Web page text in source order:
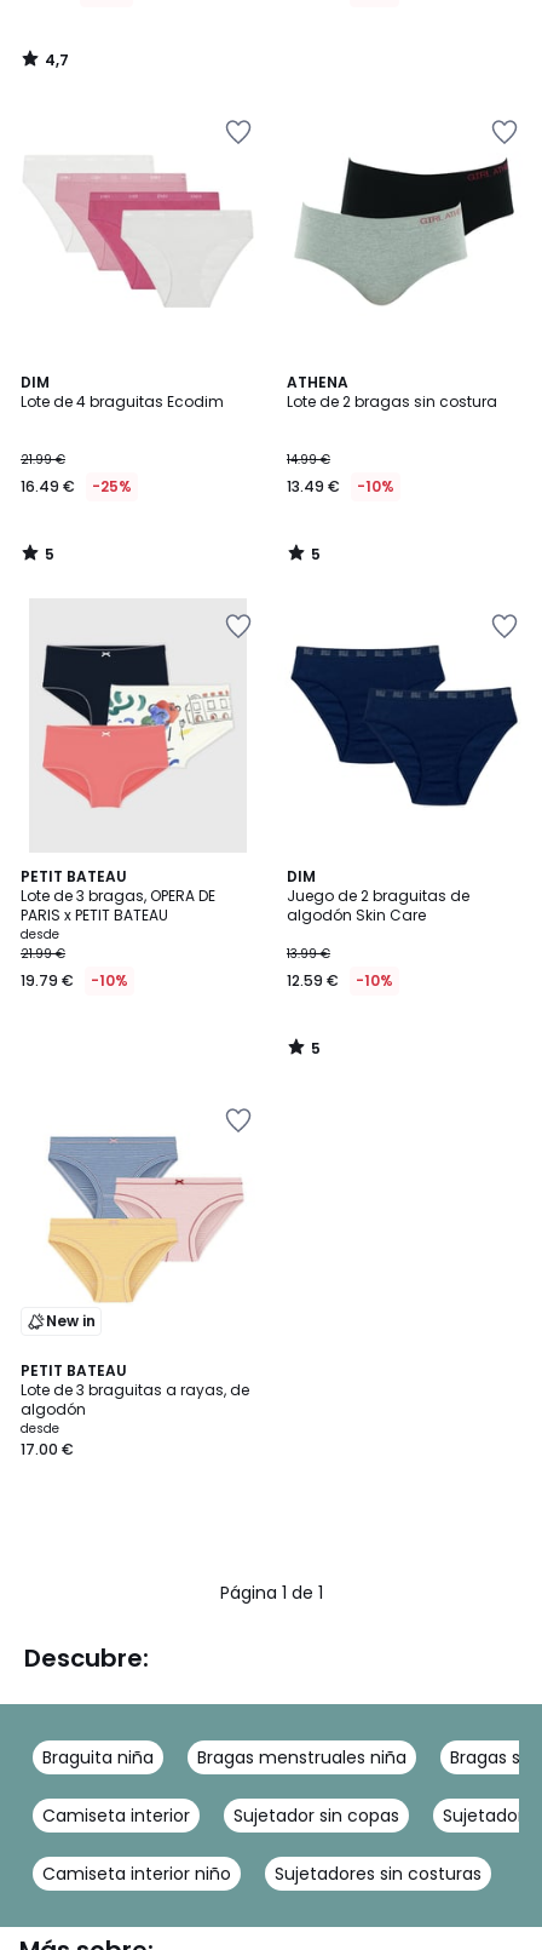
4,7
/
DIM
Lote de 4 braguitas Ecodim
21.99 €
16.49 € -25%
5
/
5
/
ATHENA
Lote de 2 bragas sin costura
14.99 €
13.49 € -10%
5
/
5
/
PETIT BATEAU
Lote de 3 bragas, OPERA DE
PARIS x PETIT BATEAU
desde
21.99 €
19.79 € -10%
DIM
Juego de 2 braguitas de
algodón Skin Care
13.99 €
12.59 € -10%
5
/
5
5
/
New in
PETIT BATEAU
Lote de 3 braguitas a rayas, de
algodón
desde
17.00 €
Página 1 de 1
Descubre:
Braguita niña Bragas menstruales niña Bragas
Camiseta interior Sujetador sin copas Sujetador
Camiseta interior niño Sujetadores sin costuras